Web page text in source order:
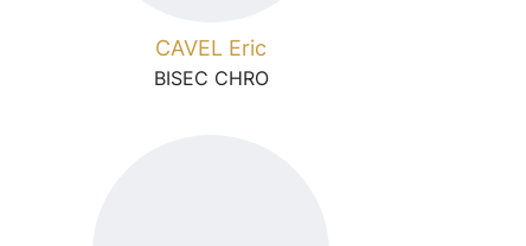
CAVEL Eric
BISEC CHRO